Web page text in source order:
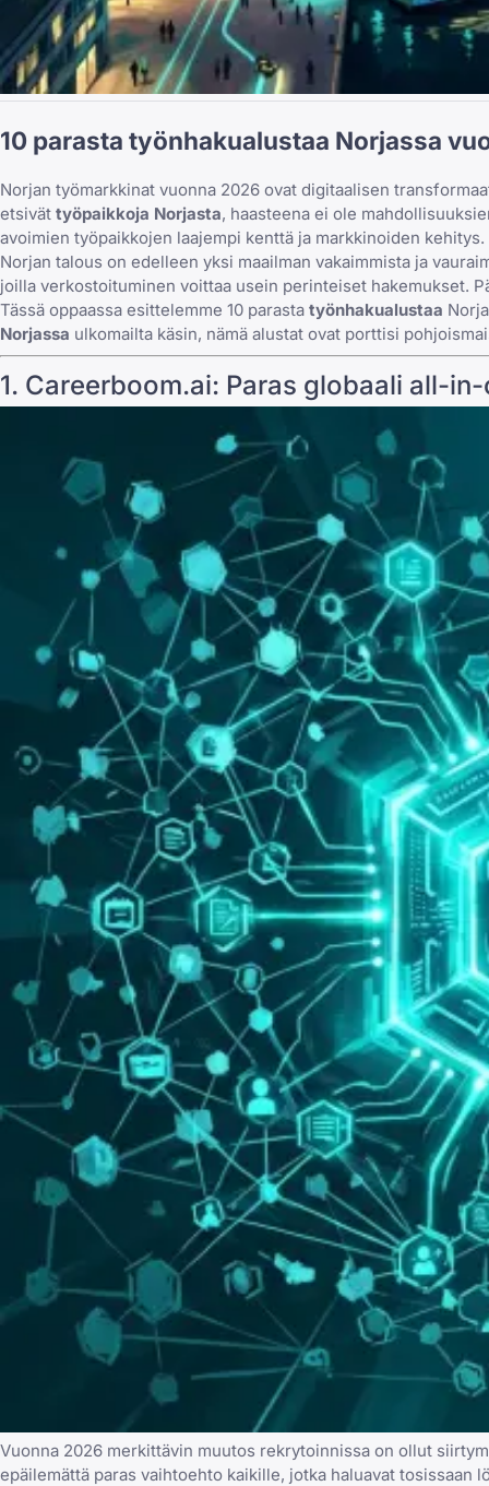
10 parasta työnhakualustaa Norjassa
Norjan työmarkkinat vuonna 2026 ovat digitaalisen
etsivät työpaikkoja Norjasta, haasteena ei ole
avoimien työpaikkojen laajempi kenttä ja markkinoiden kehitys.
Norjan talous on edelleen yksi maailman vakaimmista ja
joilla verkostoituminen voittaa usein perinteiset hakemukset.
Tässä oppaassa esittelemme 10 parasta työnhakualustaa
Norjassa ulkomailta käsin, nämä alustat ovat porttisi
1. Careerboom.ai: Paras globaali all-
Vuonna 2026 merkittävin muutos rekrytoinnissa on ollut
epäilemättä paras vaihtoehto kaikille, jotka haluavat tosissaan